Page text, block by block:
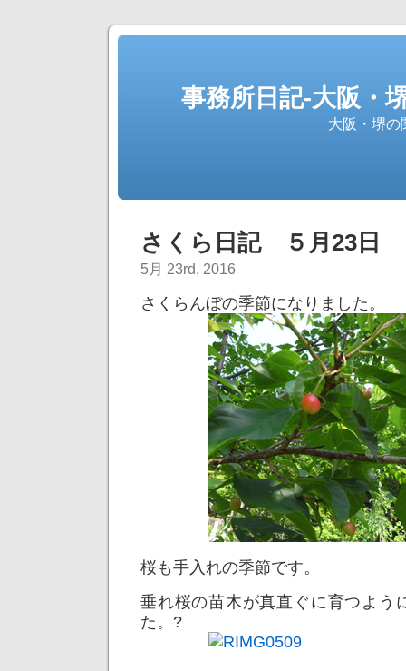
事務所日記-大阪・
大阪・堺の
さくら日記 ５月23日
5月 23rd, 2016
さくらんぼの季節になりました。
桜も手入れの季節です。
垂れ桜の苗木が真直ぐに育つよう
た。?